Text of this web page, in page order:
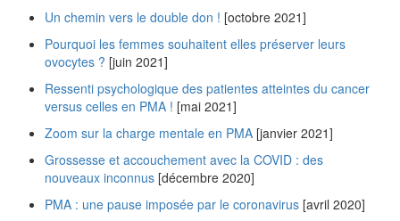
Un chemin vers le double don ! [octobre 2021]
Pourquoi les femmes souhaitent elles préserver leurs
ovocytes ? [juin 2021]
Ressenti psychologique des patientes atteintes du cancer
versus celles en PMA ! [mai 2021]
Zoom sur la charge mentale en PMA [janvier 2021]
Grossesse et accouchement avec la COVID : des
nouveaux inconnus [décembre 2020]
PMA : une pause imposée par le coronavirus [avril 2020]